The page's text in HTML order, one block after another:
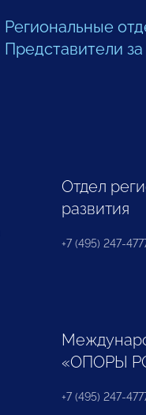
Региональные
Представители
Отдел
развития
+7 (495) 247-
«ОПОРЫ
+7 (495) 247-